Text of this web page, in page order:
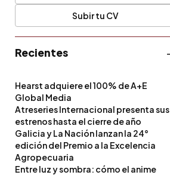
Subir tu CV
Recientes
Hearst adquiere el 100% de A+E
Global Media
Atreseries Internacional presenta sus
estrenos hasta el cierre de año
Galicia y La Nación lanzan la 24°
edición del Premio a la Excelencia
Agropecuaria
Entre luz y sombra: cómo el anime